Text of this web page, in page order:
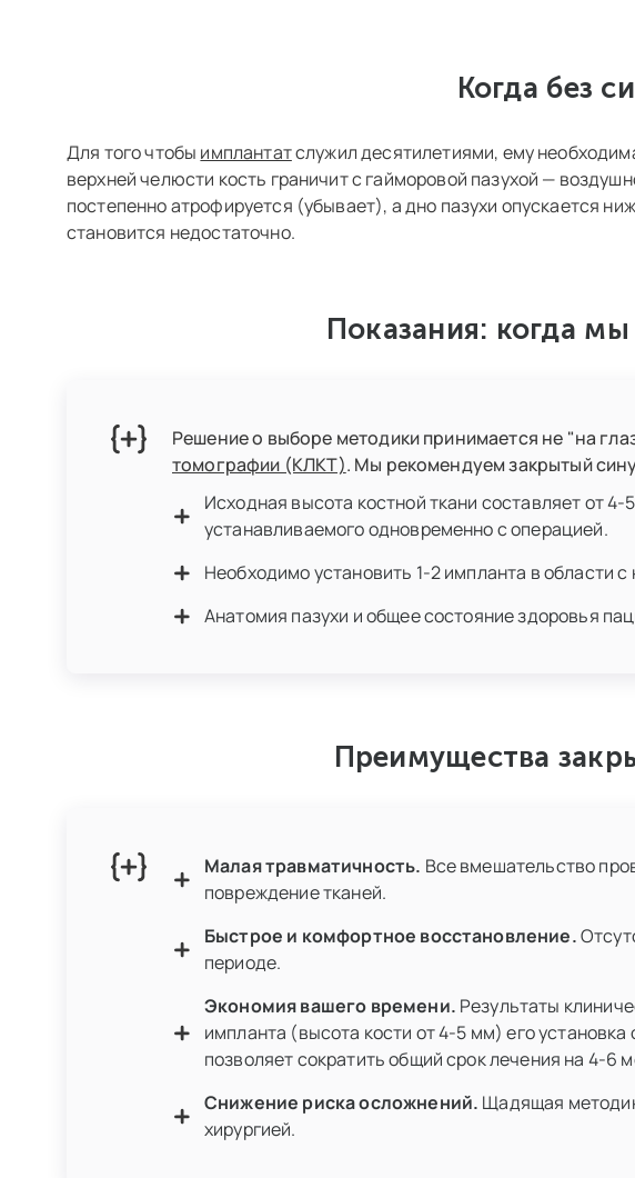
Когда без
Для того чтобы имплантатслужил десятилетиями, ему
верхней челюсти кость граничит с гайморовой пазухой —
постепенно атрофируется (убывает), а дно пазухи опускается
становится недостаточно.
Показания: когда
Решение о выборе методики принимается не "на
томографии (КЛКТ). Мы рекомендуем закрытый
Исходная высота костной ткани составляет от
устанавливаемого одновременно с операцией.
Необходимо установить 1-2 импланта в области с
Анатомия пазухи и общее состояние здоровья
Преимущества
Малая травматичность. Все вмешательство
повреждение тканей.
Быстрое и комфортное восстановление.
периоде.
Экономия вашего времени. Результаты
импланта (высота кости от 4-5 мм) его
позволяет сократить общий срок лечения на 4-6
Снижение риска осложнений. Щадящая
хирургией.